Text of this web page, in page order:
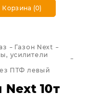
Корзина (0)
Газон Next
усилители
ПТФ левый
Next 10т